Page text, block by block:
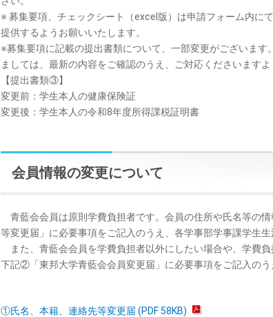
※ 募集要項、チェックシート（excel版）は申請フォーム内に
提供するようお願いいたします。
※募集要項に記載の提出書類について、一部変更がございま
ましては、最新の内容をご確認のうえ、ご対応くださいますよ
【提出書類③】
変更前：学生本人の健康保険証
変更後：学生本人の令和8年度所得課税証明書
会員情報の変更について
青藍会会員は原則学費負担者です。会員の住所や氏名等の
等変更届」に必要事項をご記入のうえ、各学事部学事課学生生
また、青藍会会員を学費負担者以外にしたい場合や、学費
下記②「東邦大学青藍会会員変更届」に必要事項をご記入のう
①氏名、本籍、連絡先等変更届 (PDF 58KB)